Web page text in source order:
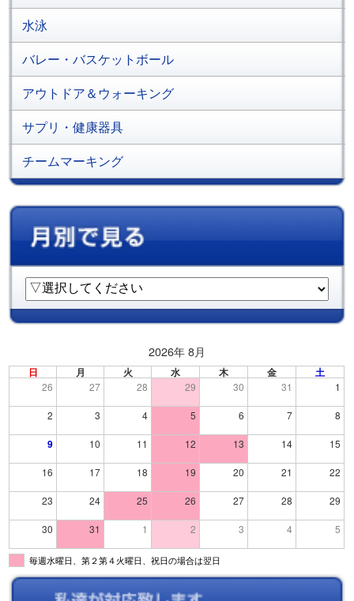
水泳
バレー・バスケットボール
アウトドア＆ウォーキング
サプリ・健康器具
チームマーキング
2026年 8月
日 月 火 水 木 金 土
26 27 28 29 30 31 1
2 3 4 5 6 7 8
9 10 11 12 13 14 15
16 17 18 19 20 21 22
23 24 25 26 27 28 29
30 31 1 2 3 4 5
毎週水曜日、第２第４火曜日、祝日の場合は翌日